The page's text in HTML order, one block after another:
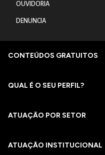
OUVIDORIA
DENUNCIA
CONTEÚDOS GRATUITOS
QUAL É O SEU PERFIL?
ATUAÇÃO POR SETOR
ATUAÇÃO INSTITUCIONAL